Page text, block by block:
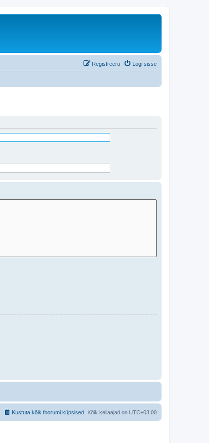
Logi sisse
Registreeru
Kõik kellaajad on UTC+03:00
Kustuta kõik foorumi küpsised